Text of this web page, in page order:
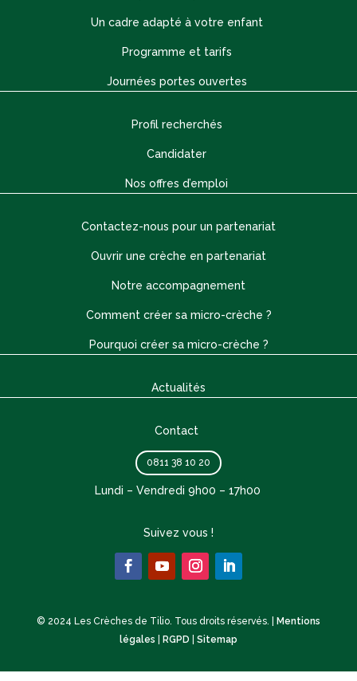
Un cadre adapté à votre enfant
Programme et tarifs
Journées portes ouvertes
Profil recherchés
Candidater
Nos offres d’emploi
Contactez-nous pour un partenariat
Ouvrir une crèche en partenariat
Notre accompagnement
Comment créer sa micro-crèche ?
Pourquoi créer sa micro-crèche ?
Actualités
Contact
0811 38 10 20
Lundi – Vendredi 9h00 – 17h00
Suivez vous !
© 2024 Les Crèches de Tilio. Tous droits réservés. |
Mentions
légales
RGPD Sitemap